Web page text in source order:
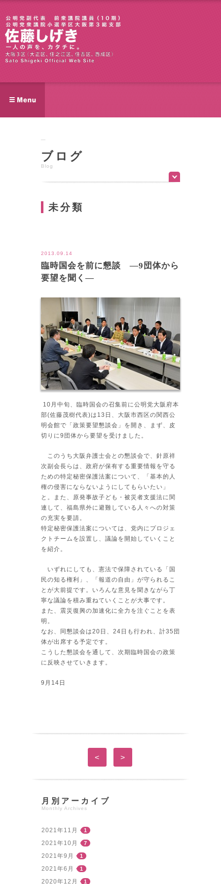
ブログ
Blog
未分類
2013.09.14
臨時国会を前に懇談 ―9団体から
要望を聞く―
10月中旬、臨時国会の召集前に公明党大阪府本
部(佐藤茂樹代表)は13日、大阪市西区の関西公
明会館で「政策要望懇談会」を開き、まず、皮
切りに9団体から要望を受けました。
このうち大阪弁護士会との懇談会で、針原祥
次副会長らは、政府が保有する重要情報を守る
ための特定秘密保護法案について、「基本的人
権の侵害にならないようにしてもらいたい」
と。また、原発事故子ども・被災者支援法に関
連して、福島県外に避難している人々への対策
の充実を要請。
特定秘密保護法案については、党内にプロジェ
クトチームを設置し、議論を開始していくこと
を紹介。
いずれにしても、憲法で保障されている「国
民の知る権利」、「報道の自由」が守られるこ
とが大前提です。いろんな意見を聞きながら丁
寧な議論を積み重ねていくことが大事です。
また、震災復興の加速化に全力を注ぐことを表
明。
なお、同懇談会は20日、24日も行われ、計35団
体が出席する予定です。
こうした懇談会を通して、次期臨時国会の政策
に反映させていきます。
9月14日
< >
月別アーカイブ
Monthly Archives
2021年11月 1
2021年10月 7
2021年9月 1
2021年6月 1
2020年12月 1